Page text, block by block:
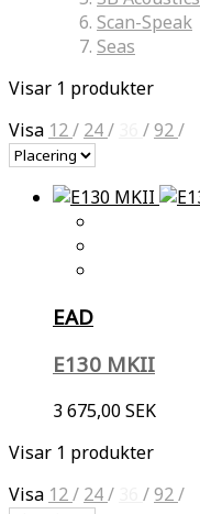
Scan-Speak
Seas
Visar 1 produkter
Visa 12/ 24/ /92/
EAD
E130 MKII
3 675,00 SEK
Visar 1 produkter
Visa 12/ 24/ /92/